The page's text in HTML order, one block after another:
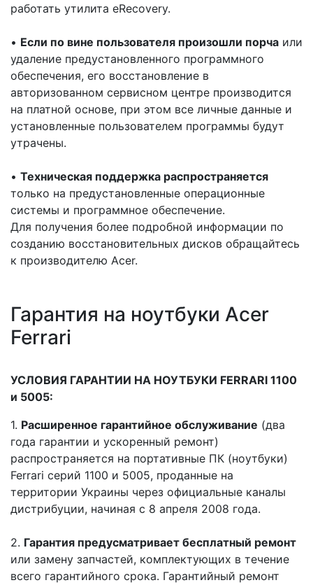
работать утилита eRecovery.
• Если по вине пользователя произошли порча или
удаление предустановленного программного
обеспечения, его восстановление в
авторизованном сервисном центре производится
на платной основе, при этом все личные данные и
установленные пользователем программы будут
утрачены.
• Техническая поддержка распространяется
только на предустановленные операционные
системы и программное обеспечение.
Для получения более подробной информации по
созданию восстановительных дисков обращайтесь
к производителю Acer.
Гарантия на ноутбуки Acer
Ferrari
УСЛОВИЯ ГАРАНТИИ НА НОУТБУКИ FERRARI 1100
и 5005:
1. Расширенное гарантийное обслуживание (два
года гарантии и ускоренный ремонт)
распространяется на портативные ПК (ноутбуки)
Ferrari серий 1100 и 5005, проданные на
территории Украины через официальные каналы
дистрибуции, начиная с 8 апреля 2008 года.
2. Гарантия предусматривает бесплатный ремонт
или замену запчастей, комплектующих в течение
всего гарантийного срока. Гарантийный ремонт